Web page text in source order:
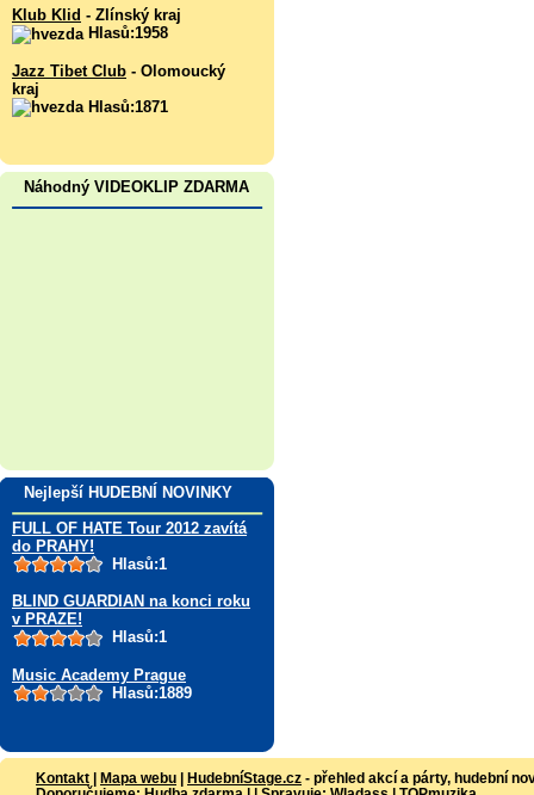
Klub Klid - Zlínský kraj
Hlasů:1958
Jazz Tibet Club - Olomoucký
kraj
Hlasů:1871
Náhodný VIDEOKLIP ZDARMA
Nejlepší HUDEBNÍ NOVINKY
FULL OF HATE Tour 2012 zavítá
do PRAHY!
Hlasů:1
BLIND GUARDIAN na konci roku
v PRAZE!
Hlasů:1
Music Academy Prague
Hlasů:1889
Kontakt | Mapa webu | HudebníStage.cz - přehled akcí a párty, hudební